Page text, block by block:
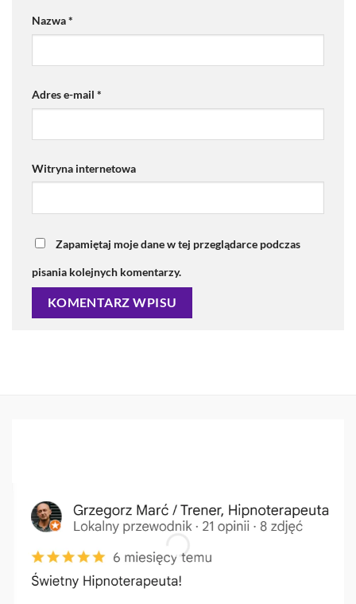
Nazwa*
Adres e-mail *
Witryna internetowa
Zapamiętaj moje dane w tej przeglądarce podczas
pisania kolejnych komentarzy.